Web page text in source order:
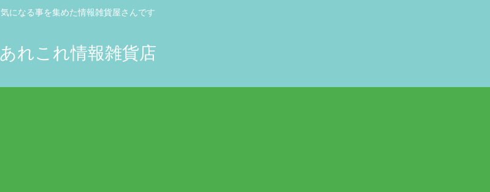
気になる事を集めた情報雑貨屋さんです
あれこれ情報雑貨店